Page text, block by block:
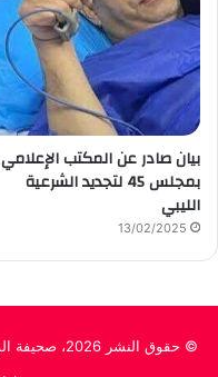
بيان صادر عن المكتب الإعلامي
بمجلس 45 لتجديد الشرعية
الليبي
13/02/2025
© حقوق النشر 2026، صحيفة الوقت |